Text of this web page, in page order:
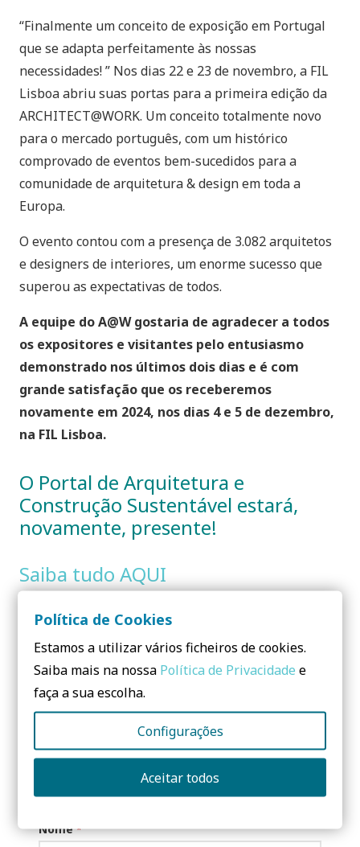
“Finalmente um conceito de exposição em Portugal
que se adapta perfeitamente às nossas
necessidades! ” Nos dias 22 e 23 de novembro, a FIL
Lisboa abriu suas portas para a primeira edição da
ARCHITECT@WORK. Um conceito totalmente novo
para o mercado português, com um histórico
comprovado de eventos bem-sucedidos para a
comunidade de arquitetura & design em toda a
Europa.
O evento contou com a presença de 3.082 arquitetos
e designers de interiores, um enorme sucesso que
superou as expectativas de todos.
A equipe do A@W gostaria de agradecer a todos
os expositores e visitantes pelo entusiasmo
demonstrado nos últimos dois dias e é com
grande satisfação que os receberemos
novamente em 2024, nos dias 4 e 5 de dezembro,
na FIL Lisboa.
O Portal de Arquitetura e
Construção Sustentável estará,
novamente, presente!
Saiba tudo AQUI
Dúvidas? Envie-me uma
mensagem:
Nome*
Política de Cookies
Estamos a utilizar vários ficheiros de cookies.
Saiba mais na nossa Política de Privacidade e
faça a sua escolha.
Configurações
Aceitar todos